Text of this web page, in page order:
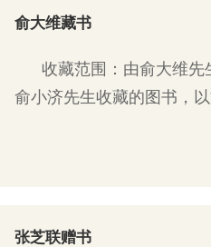
俞大维藏书
收藏范围：由俞大维
俞小济先生收藏的图书，以
张芝联赠书